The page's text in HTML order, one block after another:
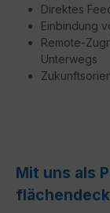
Direktes
Einbindung
Remote-
Unterwegs
Mit uns als